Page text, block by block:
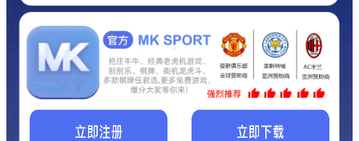
Hey Guys!
我们即将上线啦...
我们的网站正在建设.